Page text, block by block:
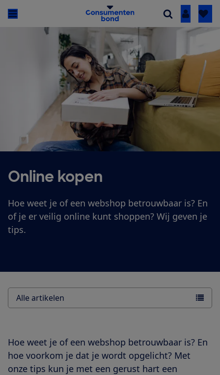
Inloggen
Online kopen
Hoe weet je of een webshop betrouwbaar is? En
of je er veilig online kunt shoppen? Wij geven je
tips.
Hoe weet je of een webshop betrouwbaar is? En
hoe voorkom je dat je wordt opgelicht? Met
onze tips kun je met een gerust hart een
Alle artikelen